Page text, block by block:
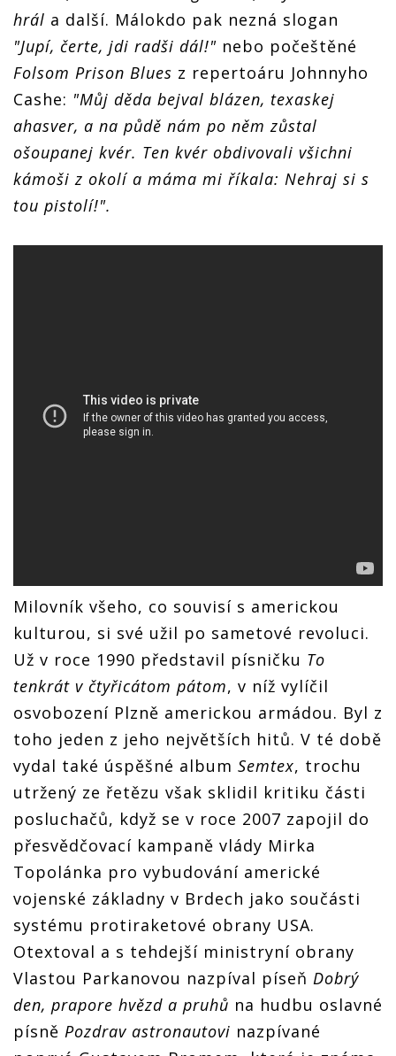
hrál a další. Málokdo pak nezná slogan
"Jupí, čerte, jdi radši dál!" nebo počeštěné
Folsom Prison Blues z repertoáru Johnnyho
Cashe: "Můj děda bejval blázen, texaskej
ahasver, a na půdě nám po něm zůstal
ošoupanej kvér. Ten kvér obdivovali všichni
kámoši z okolí a máma mi říkala: Nehraj si s
tou pistolí!".
Milovník všeho, co souvisí s americkou
kulturou, si své užil po sametové revoluci.
Už v roce 1990 představil písničku To
tenkrát v čtyřicátom pátom, v níž vylíčil
osvobození Plzně americkou armádou. Byl z
toho jeden z jeho největších hitů. V té době
vydal také úspěšné album Semtex, trochu
utržený ze řetězu však sklidil kritiku části
posluchačů, když se v roce 2007 zapojil do
přesvědčovací kampaně vlády Mirka
Topolánka pro vybudování americké
vojenské základny v Brdech jako součásti
systému protiraketové obrany USA.
Otextoval a s tehdejší ministryní obrany
Vlastou Parkanovou nazpíval píseň Dobrý
den, prapore hvězd a pruhů na hudbu oslavné
písně Pozdrav astronautovi nazpívané